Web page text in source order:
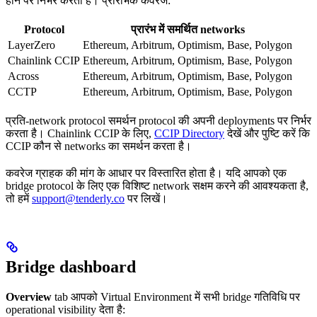
Protocol
प्रारंभ में समर्थित networks
LayerZero
Ethereum, Arbitrum, Optimism, Base, Polygon
Chainlink CCIP Ethereum, Arbitrum, Optimism, Base, Polygon
Across
Ethereum, Arbitrum, Optimism, Base, Polygon
CCTP
Ethereum, Arbitrum, Optimism, Base, Polygon
प्रति-network protocol समर्थन protocol की अपनी deployments पर निर्भर
करता है। Chainlink CCIP के लिए, CCIP Directoryदेखें और पुष्टि करें कि
CCIP कौन से networks का समर्थन करता है।
कवरेज ग्राहक की मांग के आधार पर विस्तारित होता है। यदि आपको एक
bridge protocol के लिए एक विशिष्ट network सक्षम करने की आवश्यकता है,
तो हमेंsupport@tenderly.coपर लिखें।
Bridge dashboard
Overview tab आपको Virtual Environment में सभी bridge गतिविधि पर
operational visibility देता है: